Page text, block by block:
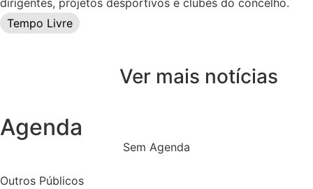
Tempo Livre
Ver mais notícias
Agenda
Sem Agenda
Outros Públicos